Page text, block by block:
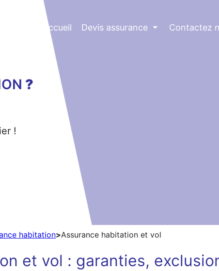
Accueil Devis assurance ⏷ Contactez
?
!
habitation>Assurance habitation et vol
et vol : garanties,